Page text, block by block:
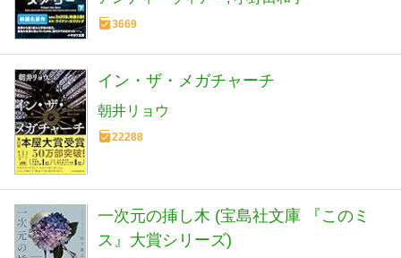
3669
イン・ザ・メガチャーチ
朝井リョウ
22288
一次元の挿し木 (宝島社文庫 『このミ
ス』大賞シリーズ)